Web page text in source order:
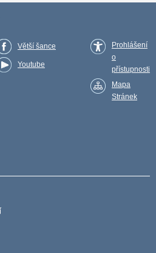
Větší šance
Youtube
Prohlášení
o
přístupnosti
Mapa
Stránek